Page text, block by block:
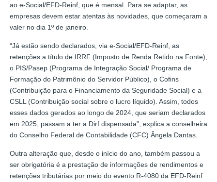
ao e-Social/EFD-Reinf, que é mensal. Para se adaptar, as
empresas devem estar atentas às novidades, que começaram a
valer no dia 1º de janeiro.
“Já estão sendo declarados, via e-Social/EFD-Reinf, as
retenções a título de IRRF (Imposto de Renda Retido na Fonte),
o PIS/Pasep (Programa de Integração Social/ Programa de
Formação do Patrimônio do Servidor Público), o Cofins
(Contribuição para o Financiamento da Seguridade Social) e a
CSLL (Contribuição social sobre o lucro líquido). Assim, todos
esses dados gerados ao longo de 2024, que seriam declarados
em 2025, passam a ter a Dirf dispensada”, explica a conselheira
do Conselho Federal de Contabilidade (CFC) Ângela Dantas.
Outra alteração que, desde o início do ano, também passou a
ser obrigatória é a prestação de informações de rendimentos e
retenções tributárias por meio do evento R-4080 da EFD-Reinf